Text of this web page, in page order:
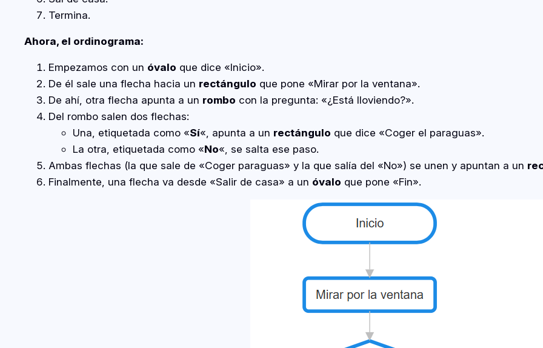
Termina.
Ahora, el ordinograma:
Empezamos con un óvalo que dice «Inicio».
De él sale una flecha hacia un rectángulo que pone «Mirar por la ventana».
De ahí, otra flecha apunta a un rombo con la pregunta: «¿Está lloviendo?».
Del rombo salen dos flechas:
Una, etiquetada como «Sí«, apunta a un rectángulo que dice «Coger el paraguas».
La otra, etiquetada como «No«, se salta ese paso.
Ambas flechas (la que sale de «Coger paraguas» y la que salía del «No») se unen y apuntan a un
Finalmente, una flecha va desde «Salir de casa» a un óvalo que pone «Fin».